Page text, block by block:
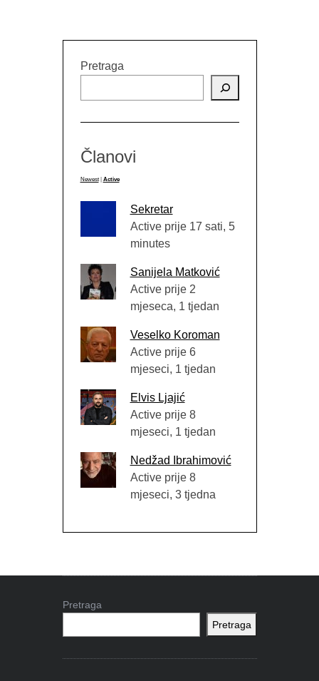
Pretraga
Članovi
Newest | Active
Sekretar
Active prije 17 sati, 5
minutes
Sanijela Matković
Active prije 2
mjeseca, 1 tjedan
Veselko Koroman
Active prije 6
mjeseci, 1 tjedan
Elvis Ljajić
Active prije 8
mjeseci, 1 tjedan
Nedžad Ibrahimović
Active prije 8
mjeseci, 3 tjedna
Pretraga
Pretraga